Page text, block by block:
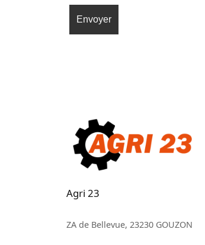
Agri 23
ZA de Bellevue, 23230 GOUZON